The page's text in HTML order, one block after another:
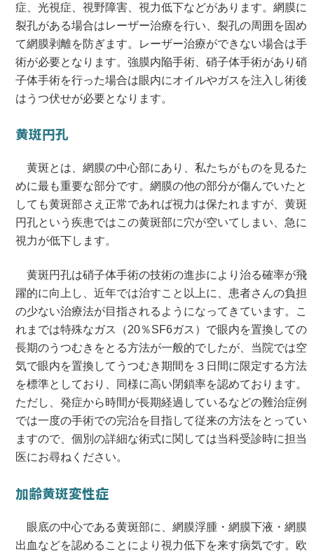
症、光視症、視野障害、視力低下などがあります。網膜に
裂孔がある場合はレーザー治療を行い、裂孔の周囲を固め
て網膜剥離を防ぎます。レーザー治療ができない場合は手
術が必要となります。強膜内陥手術、硝子体手術があり硝
子体手術を行った場合は眼内にオイルやガスを注入し術後
はうつ伏せが必要となります。
黄斑円孔
黄斑とは、網膜の中心部にあり、私たちがものを見るた
めに最も重要な部分です。網膜の他の部分が傷んでいたと
しても黄斑部さえ正常であれば視力は保たれますが、黄斑
円孔という疾患ではこの黄斑部に穴が空いてしまい、急に
視力が低下します。
黄斑円孔は硝子体手術の技術の進歩により治る確率が飛
躍的に向上し、近年では治すこと以上に、患者さんの負担
の少ない治療法が目指されるようになってきています。こ
れまでは特殊なガス（20％SF6ガス）で眼内を置換しての
長期のうつむきをとる方法が一般的でしたが、当院では空
気で眼内を置換してうつむき期間を３日間に限定する方法
を標準としており、同様に高い閉鎖率を認めております。
ただし、発症から時間が長期経過しているなどの難治症例
では一度の手術での完治を目指して従来の方法をとってい
ますので、個別の詳細な術式に関しては当科受診時に担当
医にお尋ねください。
加齢黄斑変性症
眼底の中心である黄斑部に、網膜浮腫・網膜下液・網膜
出血などを認めることにより視力低下を来す病気です。欧